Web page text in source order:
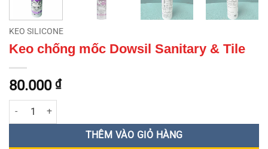
KEO SILICONE
Keo chống mốc Dowsil Sanitary & Tile
80.000 ₫
Keo chống mốc Dowsil Sanitary & Tile số lượng
THÊM VÀO GIỎ HÀNG